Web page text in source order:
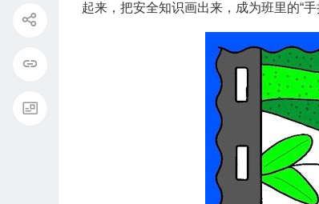
起来，把安全知识画出来，成为班里的“